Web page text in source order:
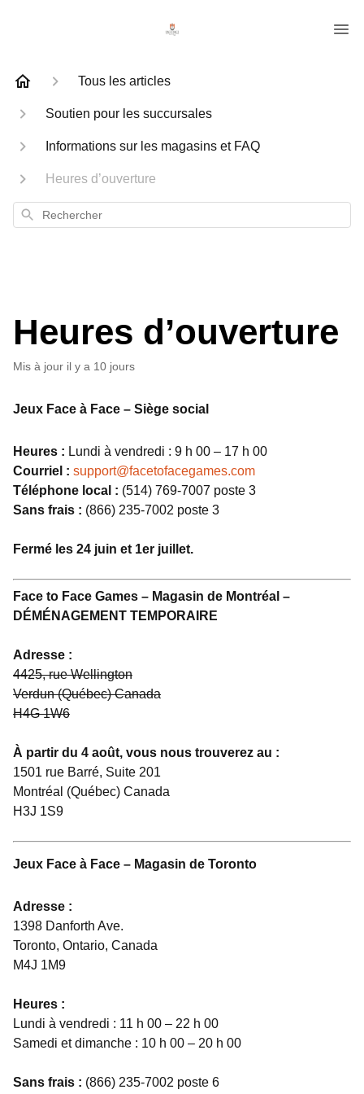
Tous les articles
Soutien pour les succursales
Informations sur les magasins et FAQ
Heures d’ouverture
Rechercher
Heures d’ouverture
Mis à jour il y a 10 jours
Jeux Face à Face – Siège social
Heures : Lundi à vendredi : 9 h 00 – 17 h 00
Courriel : support@facetofacegames.com
Téléphone local : (514) 769-7007 poste 3
Sans frais : (866) 235-7002 poste 3
Fermé les 24 juin et 1er juillet.
Face to Face Games – Magasin de Montréal –
DÉMÉNAGEMENT TEMPORAIRE
Adresse :
4425, rue Wellington
Verdun (Québec) Canada
H4G 1W6
À partir du 4 août, vous nous trouverez au :
1501 rue Barré, Suite 201
Montréal (Québec) Canada
H3J 1S9
Jeux Face à Face – Magasin de Toronto
Adresse :
1398 Danforth Ave.
Toronto, Ontario, Canada
M4J 1M9
Heures :
Lundi à vendredi : 11 h 00 – 22 h 00
Samedi et dimanche : 10 h 00 – 20 h 00
Sans frais : (866) 235-7002 poste 6